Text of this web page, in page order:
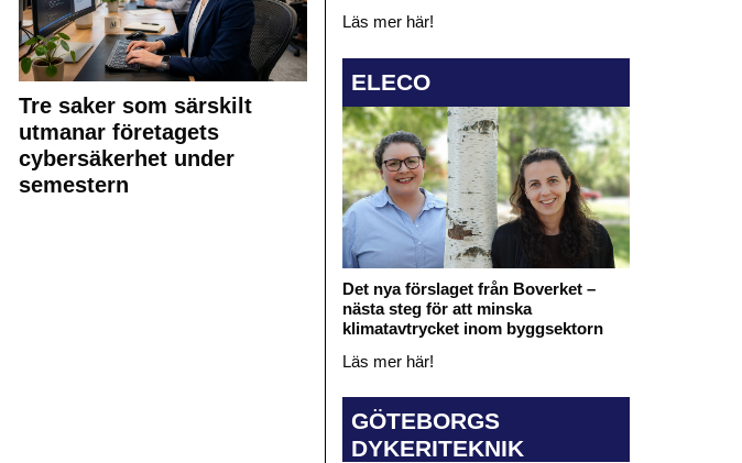
Tre saker som särskilt
utmanar företagets
cybersäkerhet under
semestern
Läs mer här!
ELECO
Det nya förslaget från Boverket –
nästa steg för att minska
klimatavtrycket inom byggsektorn
Läs mer här!
GÖTEBORGS
DYKERITEKNIK